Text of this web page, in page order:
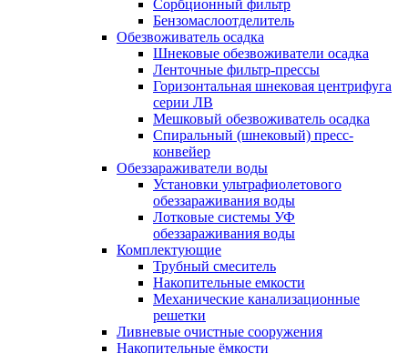
Сорбционный фильтр
Бензомаслоотделитель
Обезвоживатель осадка
Шнековые обезвоживатели осадка
Ленточные фильтр-прессы
Горизонтальная шнековая центрифуга
серии ЛВ
Мешковый обезвоживатель осадка
Спиральный (шнековый) пресс-
конвейер
Обеззараживатели воды
Установки ультрафиолетового
обеззараживания воды
Лотковые системы УФ
обеззараживания воды
Комплектующие
Трубный смеситель
Накопительные емкости
Механические канализационные
решетки
Ливневые очистные сооружения
Накопительные ёмкости